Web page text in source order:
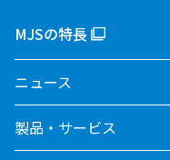
MJSの特長
ニュース
製品・サービス